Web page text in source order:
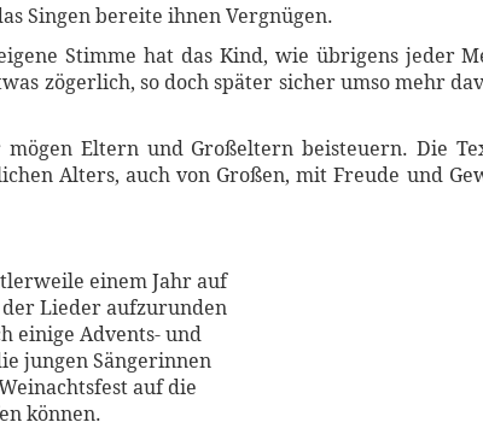
Singen bereite ihnen Vergnügen.
Stimme hat das Kind, wie übrigens jeder
zögerlich, so doch später sicher umso mehr
Eltern und Großeltern beisteuern. Die
Alters, auch von Großen, mit Freude und
einem Jahr auf
Lieder aufzurunden
einige Advents- und
jungen Sängerinnen
auf die
können.